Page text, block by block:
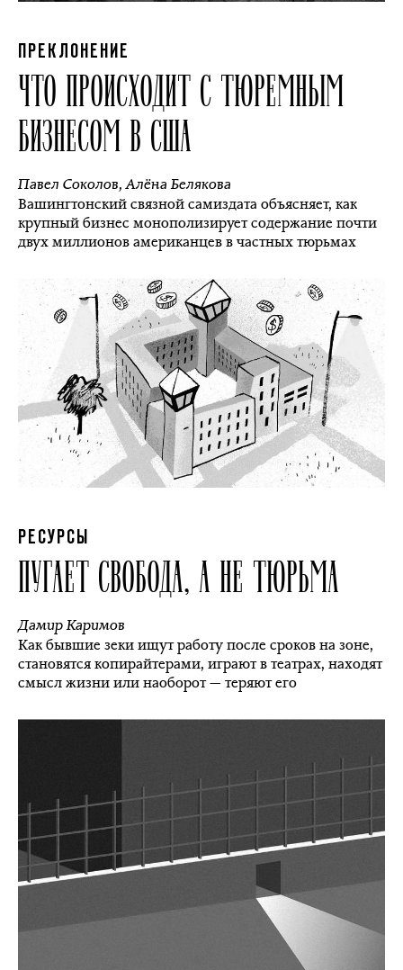
ПРЕКЛОНЕНИЕ
ЧТО ПРОИСХОДИТ С ТЮРЕМНЫМ
БИЗНЕСОМ В США
Павел Соколов,Алёна Белякова
Вашингтонский связной самиздата объясняет, как
крупный бизнес монополизирует содержание почти
двух миллионов американцев в частных тюрьмах
РЕСУРСЫ
ПУГАЕТ СВОБОДА, А НЕ ТЮРЬМА
Дамир Каримов
Как бывшие зеки ищут работу после сроков на зоне,
становятся копирайтерами, играют в театрах, находят
смысл жизни или наоборот — теряют его